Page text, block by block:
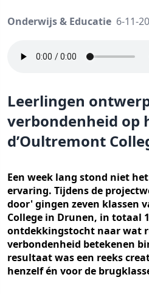
Onderwijs & Educatie 6-11-
Leerlingen
verbondenheid op
d’Oultremont
Een week lang stond niet
ervaring. Tijdens de
door' gingen zeven klassen
College in Drunen, in totaal
ontdekkingstocht naar wat
verbondenheid betekenen
resultaat was een reeks
henzelf én voor de